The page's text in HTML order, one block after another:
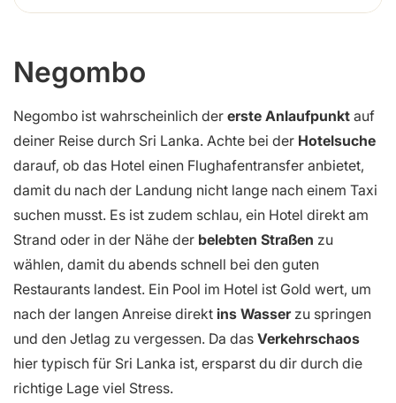
Negombo
Negombo ist wahrscheinlich der erste Anlaufpunkt auf
deiner Reise durch Sri Lanka. Achte bei der Hotelsuche
darauf, ob das Hotel einen Flughafentransfer anbietet,
damit du nach der Landung nicht lange nach einem Taxi
suchen musst. Es ist zudem schlau, ein Hotel direkt am
Strand oder in der Nähe der belebten Straßen zu
wählen, damit du abends schnell bei den guten
Restaurants landest. Ein Pool im Hotel ist Gold wert, um
nach der langen Anreise direkt ins Wasserzu springen
und den Jetlag zu vergessen. Da das Verkehrschaos
hier typisch für Sri Lanka ist, ersparst du dir durch die
richtige Lage viel Stress.